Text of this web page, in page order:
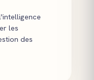
les
des